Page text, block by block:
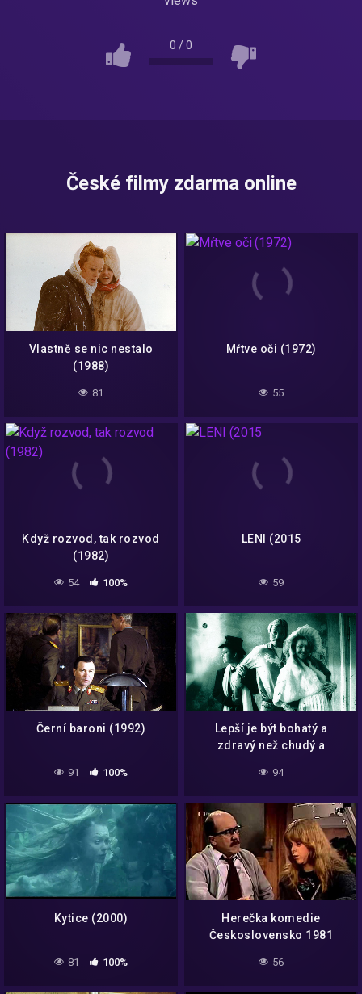
0 /0
České filmy zdarma online
Vlastně se nic nestalo
(1988)
81
Mŕtve oči (1972)
55
Když rozvod, tak rozvod
(1982)
54 100%
LENI (2015
59
Černí baroni (1992)
91 100%
Lepší je být bohatý a
zdravý než chudý a
94
Kytice (2000)
81 100%
Herečka komedie
Československo 1981
56